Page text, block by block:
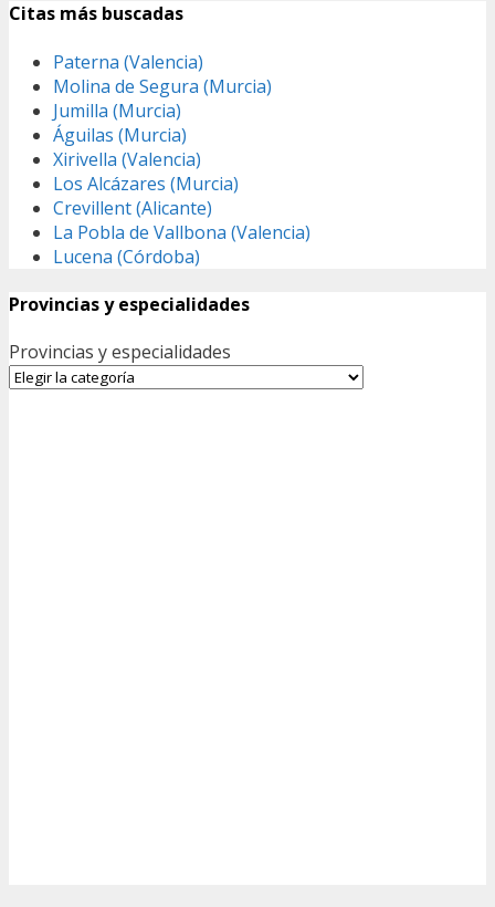
Citas más buscadas
Paterna (Valencia)
Molina de Segura (Murcia)
Jumilla (Murcia)
Águilas (Murcia)
Xirivella (Valencia)
Los Alcázares (Murcia)
Crevillent (Alicante)
La Pobla de Vallbona (Valencia)
Lucena (Córdoba)
Provincias y especialidades
Provincias y especialidades